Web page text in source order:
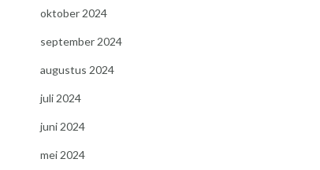
oktober 2024
september 2024
augustus 2024
juli 2024
juni 2024
mei 2024